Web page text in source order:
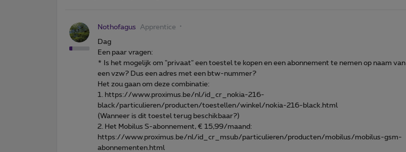
Nothofagus Apprentice
Dag
Een paar vragen:
* Is het mogelijk om "privaat" een toestel te kopen en een abonnement te nemen op naam van
een vzw? Dus een adres met een btw-nummer?
Het zou gaan om deze combinatie:
1. https://www.proximus.be/nl/id_cr_nokia-216-
black/particulieren/producten/toestellen/winkel/nokia-216-black.html
(Wanneer is dit toestel terug beschikbaar?)
2. Het Mobilus S-abonnement, € 15,99/maand:
https://www.proximus.be/nl/id_cr_msub/particulieren/producten/mobilus/mobilus-gsm-
abonnementen.html